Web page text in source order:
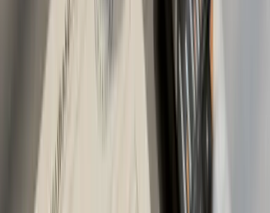
Najveći osiguravači koji aktivno prodaju AO i kasko u BiH
2026. su Triglav (sa preko 50 poslovnica i sedam
podružnica), Sarajevo Osiguranje, UNIQA, Croatia
Osiguranje, Euroherc, ASA Central i Adriatic. Osnovne
AO premije su zakonski okvirno definisane (kalkulator.ba
prikazuje ono što sistem računa po kW), ali svaka kuća
Razlika između AO i AO Plus
AO Plus, koji nude pojedine kuće, je proširena verzija
obaveznog AO. Tipično pokriva i štete na vašem